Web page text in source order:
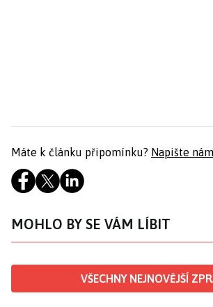
Máte k článku připomínku? Napište nám
MOHLO BY SE VÁM LÍBIT
VŠECHNY NEJNOVĚJŠÍ